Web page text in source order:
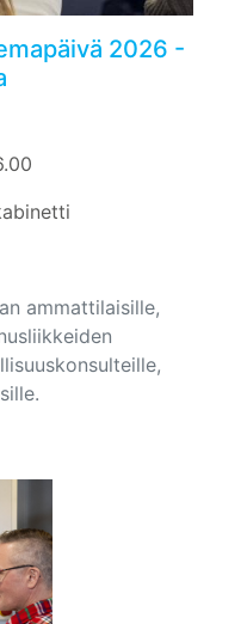
2026 -
ammattilaisille,